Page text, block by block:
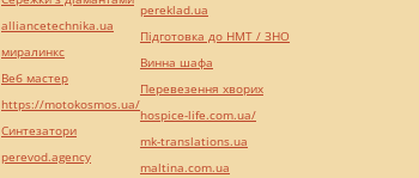
alliancetechnika.ua
миралинкс
Веб мастер
https://motokosmos.ua/
Синтезатори
perevod.agency
pereklad.ua
Підготовка до НМТ / ЗНО
Винна шафа
Перевезення хворих
hospice-life.com.ua/
mk-translations.ua
maltina.com.ua